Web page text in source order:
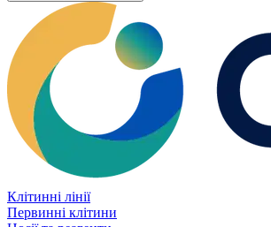
Клітинні лінії
Первинні клітини